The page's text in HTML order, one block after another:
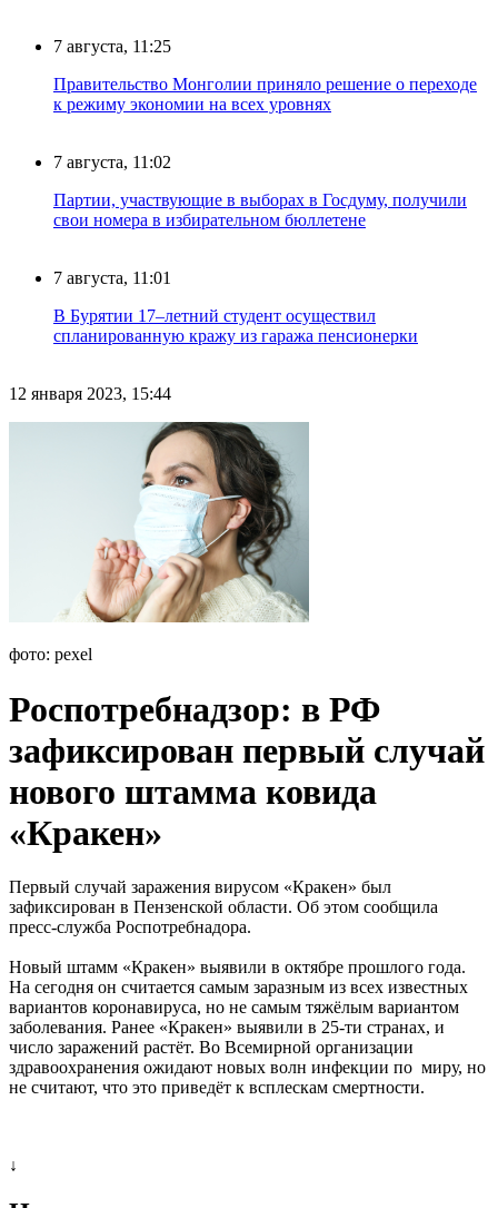
7 августа, 11:25
Правительство Монголии приняло решение о переходе
к режиму экономии на всех уровнях
7 августа, 11:02
Партии, участвующие в выборах в Госдуму, получили
свои номера в избирательном бюллетене
7 августа, 11:01
В Бурятии 17–летний студент осуществил
спланированную кражу из гаража пенсионерки
12 января 2023, 15:44
фото: pexel
Роспотребнадзор: в РФ
зафиксирован первый случай
нового штамма ковида
«Кракен»
Первый случай заражения вирусом «Кракен» был
зафиксирован в Пензенской области. Об этом сообщила
пресс-служба Роспотребнадора.
Новый штамм «Кракен» выявили в октябре прошлого года.
На сегодня он считается самым заразным из всех известных
вариантов коронавируса, но не самым тяжёлым вариантом
заболевания. Ранее «Кракен» выявили в 25-ти странах, и
число заражений растёт. Во Всемирной организации
здравоохранения ожидают новых волн инфекции по миру, но
не считают, что это приведёт к всплескам смертности.
↓